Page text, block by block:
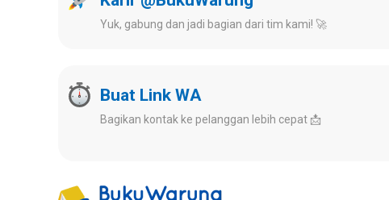
Yuk, gabung dan jadi bagian dari tim kami! 🚀
Buat Link WA
Bagikan kontak ke pelanggan lebih cepat 📩